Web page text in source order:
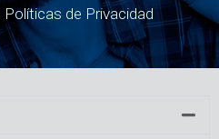
de Privacidad